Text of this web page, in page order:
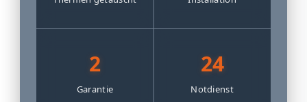
2
Garantie
24
Notdienst